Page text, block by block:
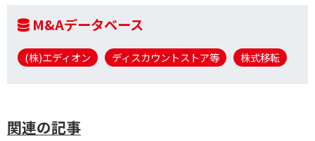
M&Aデータベース
(株)エディオン ディスカウントストア等 株式移転
関連の記事